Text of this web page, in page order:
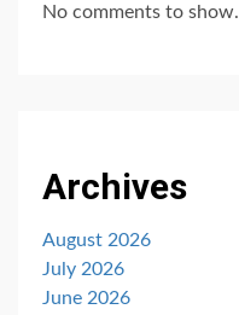
No comments to show.
Archives
August 2026
July 2026
June 2026